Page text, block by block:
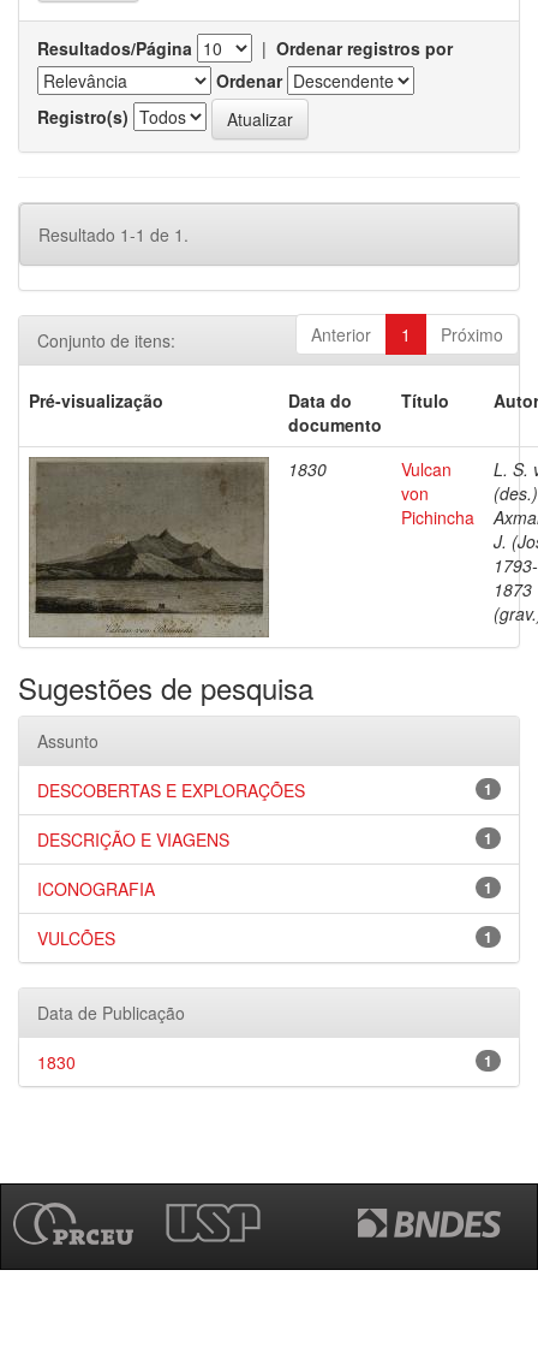
Resultados/Página | Ordenar registros por
Ordenar
Registro(s)
Resultado 1-1 de 1.
Anterior 1 Próximo
Conjunto de itens:
Pré-visualização
Data do
documento
Título
1830
Vulcan
von
Pichincha
L. S.
J.
1793-
1873
Sugestões de pesquisa
Assunto
1
DESCOBERTAS E EXPLORAÇÕES
1
DESCRIÇÃO E VIAGENS
1
ICONOGRAFIA
1
VULCÕES
Data de Publicação
1
1830